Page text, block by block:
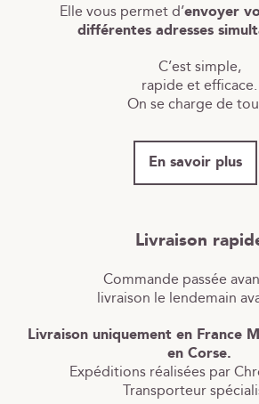
Elle vous permet d’envoyer
différentes adresses
C’est simple,
rapide et efficace.
On se charge de
En savoir plus
Livraison
Commande passée
livraison le lendemain
Livraison uniquement en France
en Corse.
Expéditions réalisées par
Transporteur